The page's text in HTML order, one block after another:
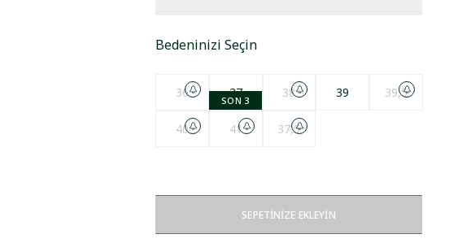
Bedeninizi Seçin
36 37
SON 3
38 39 39,5
40 41 37,5
SEPETİNİZE EKLEYİN